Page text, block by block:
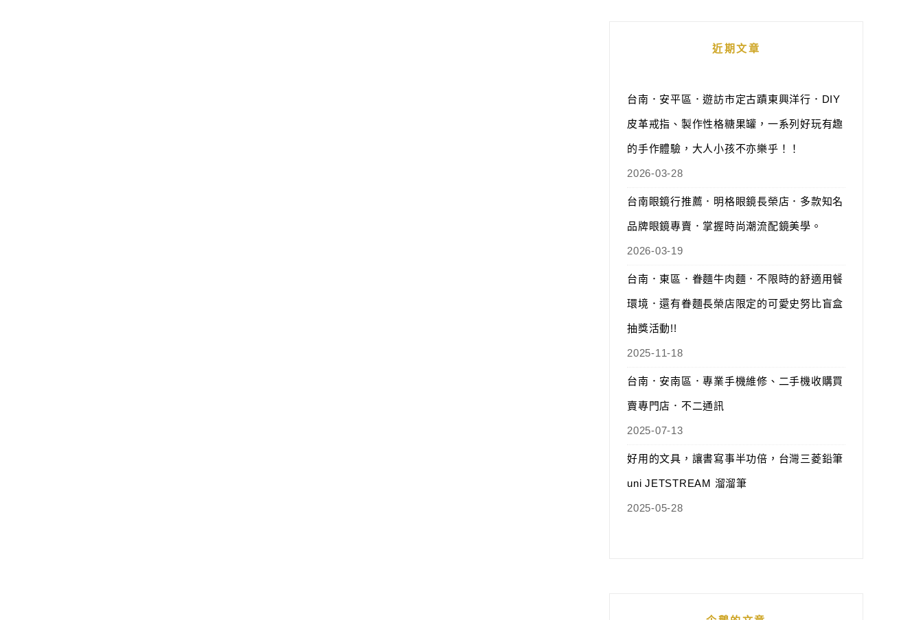
近期文章
台南．安平區．遊訪市定古蹟東興洋行．DIY
皮革戒指、製作性格糖果罐，一系列好玩有趣
的手作體驗，大人小孩不亦樂乎！！
2026-03-28
台南眼鏡行推薦．明格眼鏡長榮店．多款知名
品牌眼鏡專賣．掌握時尚潮流配鏡美學。
2026-03-19
台南．東區．眷麵牛肉麵．不限時的舒適用餐
環境．還有眷麵長榮店限定的可愛史努比盲盒
抽獎活動!!
2025-11-18
台南．安南區．專業手機維修、二手機收購買
賣專門店．不二通訊
2025-07-13
好用的文具，讓書寫事半功倍，台灣三菱鉛筆
uni JETSTREAM 溜溜筆
2025-05-28